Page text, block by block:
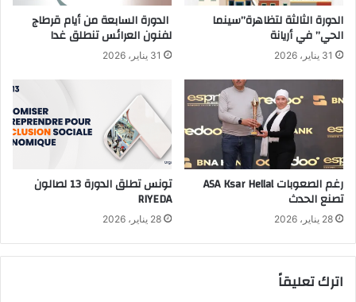
الدورة الثالثة لتظاهرة”سينما
الحي” في أريانة
31 يناير، 2026
الدورة السابعة من أيام قرطاج
لفنون العرائس تنطلق غدا
31 يناير، 2026
رغم الصعوبات ASA Ksar Hellal
تصنع الحدث
28 يناير، 2026
تونس تطلق الدورة 13 لصالون
RIYEDA
28 يناير، 2026
اترك تعليقاً